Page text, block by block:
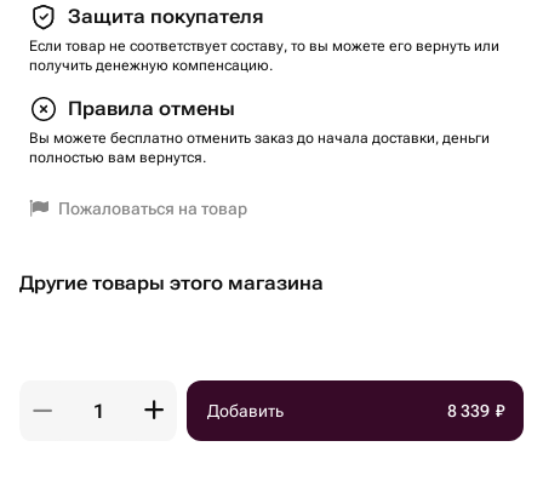
Защита покупателя
Если товар не соответствует составу, то вы можете его вернуть или
получить денежную компенсацию.
Правила отмены
Вы можете бесплатно отменить заказ до начала доставки, деньги
полностью вам вернутся.
Пожаловаться на товар
Другие товары этого магазина
Добавить 8 339 ₽